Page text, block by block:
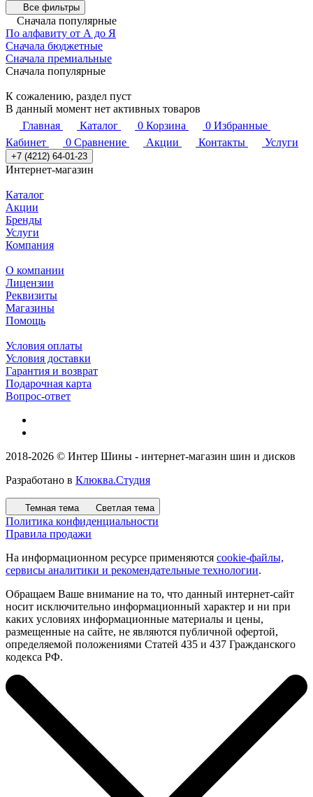
Все фильтры
Сначала популярные
По алфавиту от А до Я
Сначала бюджетные
Сначала премиальные
Сначала популярные
К сожалению, раздел пуст
В данный момент нет активных товаров
Главная
Каталог 0 Корзина 0 Избранные
Кабинет
0 Сравнение Акции Контакты Услуги
+7 (4212) 64-01-23
Интернет-магазин
Каталог
Акции
Бренды
Услуги
Компания
О компании
Лицензии
Реквизиты
Магазины
Помощь
Условия оплаты
Условия доставки
Гарантия и возврат
Подарочная карта
Вопрос-ответ
2018-2026 © Интер Шины - интернет-магазин шин и дисков
Разработано в Клюква.Студия
Темная тема Светлая тема
Политика конфиденциальности
Правила продажи
На информационном ресурсе применяются cookie-файлы,
сервисы аналитики и рекомендательные технологии.
Обращаем Ваше внимание на то, что данный интернет-сайт
носит исключительно информационный характер и ни при
каких условиях информационные материалы и цены,
размещенные на сайте, не являются публичной офертой,
определяемой положениями Статей 435 и 437 Гражданского
кодекса РФ.